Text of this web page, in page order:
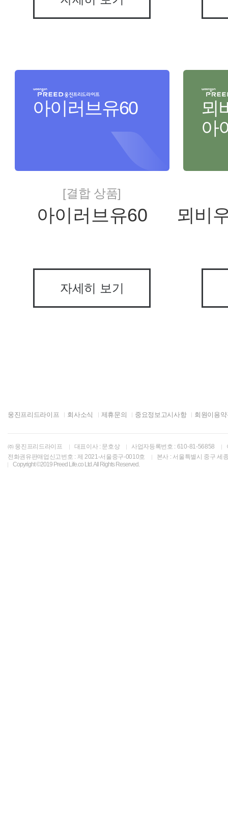
아이러브유60
[결합 상품]
아이러브유60
자세히 보기
뫼
아
뫼비
웅진프리드라이프 회사소식 제휴문의 중요정보고시사항 회원이용약
㈜ 웅진프리드라이프 대표이사 : 문호상 사업자등록번호 : 610-81-56858
전화권유판매업신고번호 : 제 2021-서울중구-0010호
본사 : 서울특별시 중구 세
Copyright ©2019 Preed Life.co Ltd. All Rights Reserved.